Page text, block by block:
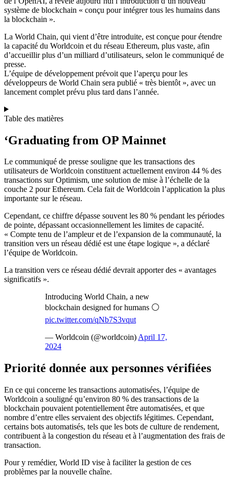
système de blockchain « conçu pour intégrer tous les humains dans
la blockchain ».
La World Chain, qui vient d’être introduite, est conçue pour étendre
la capacité du Worldcoin et du réseau Ethereum, plus vaste, afin
d’accueillir plus d’un milliard d’utilisateurs, selon le communiqué de
presse.
L’équipe de développement prévoit que l’aperçu pour les
développeurs de World Chain sera publié « très bientôt », avec un
lancement complet prévu plus tard dans l’année.
Table des matières
‘Graduating from OP Mainnet
Le communiqué de presse souligne que les transactions des
utilisateurs de Worldcoin constituent actuellement environ 44 % des
transactions sur Optimism, une solution de mise à l’échelle de la
couche 2 pour Ethereum. Cela fait de Worldcoin l’application la plus
importante sur le réseau.
Cependant, ce chiffre dépasse souvent les 80 % pendant les périodes
de pointe, dépassant occasionnellement les limites de capacité.
« Compte tenu de l’ampleur et de l’expansion de la communauté, la
transition vers un réseau dédié est une étape logique », a déclaré
l’équipe de Worldcoin.
La transition vers ce réseau dédié devrait apporter des « avantages
significatifs ».
Introducing World Chain, a new
blockchain designed for humans ⚪️
pic.twitter.com/qNb7S3vqut
— Worldcoin (@worldcoin)April 17,
2024
Priorité donnée aux personnes vérifiées
En ce qui concerne les transactions automatisées, l’équipe de
Worldcoin a souligné qu’environ 80 % des transactions de la
blockchain pouvaient potentiellement être automatisées, et que
nombre d’entre elles servaient des objectifs légitimes. Cependant,
certains bots automatisés, tels que les bots de culture de rendement,
contribuent à la congestion du réseau et à l’augmentation des frais de
transaction.
Pour y remédier, World ID vise à faciliter la gestion de ces
problèmes par la nouvelle chaîne.